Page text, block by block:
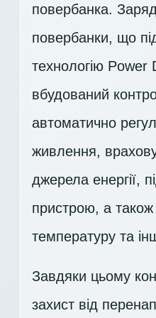
повербанка.
повербанки, що
технологію
вбудований
автоматично
живлення,
джерела енергії,
пристрою, а також
температуру та
Завдяки цьому
захист від